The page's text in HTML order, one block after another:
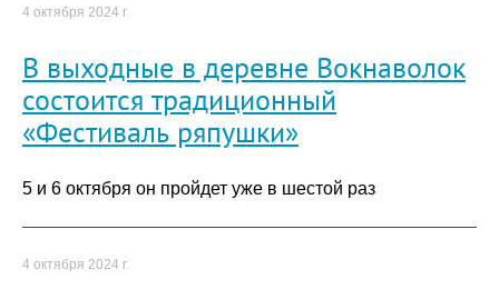
4 октября 2024 г.
В выходные в деревне Вокнаволок
состоится традиционный
«Фестиваль ряпушки»
5 и 6 октября он пройдет уже в шестой раз
4 октября 2024 г.